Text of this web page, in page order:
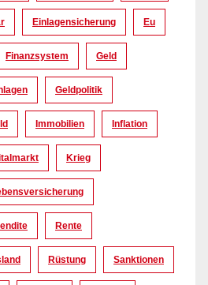
Einlagensicherung Eu
Finanzsystem Geld
Geldpolitik
Immobilien Inflation
Krieg
Rente
Rüstung Sanktionen